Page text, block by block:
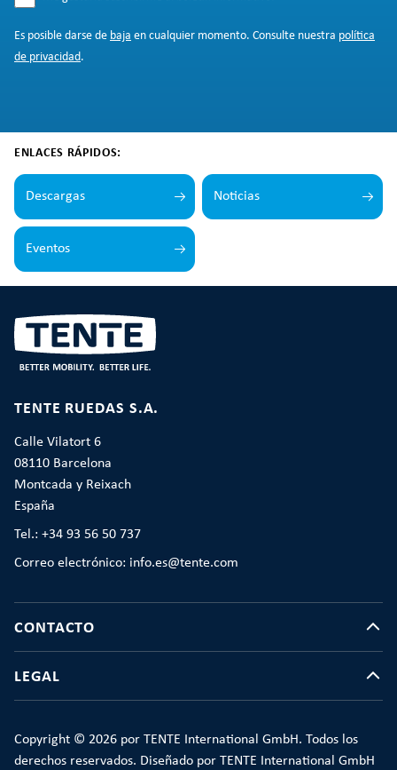
Es posible darse de baja en cualquier momento. Consulte nuestra política
de privacidad.
ENLACES RÁPIDOS:
Descargas Noticias
Eventos
TENTE RUEDAS S.A.
Calle Vilatort 6
08110 Barcelona
Montcada y Reixach
España
Tel.: +34 93 56 50 737
Correo electrónico: info.es@tente.com
CONTACTO
LEGAL
Copyright © 2026 por TENTE International GmbH. Todos los
derechos reservados. Diseñado por TENTE International GmbH